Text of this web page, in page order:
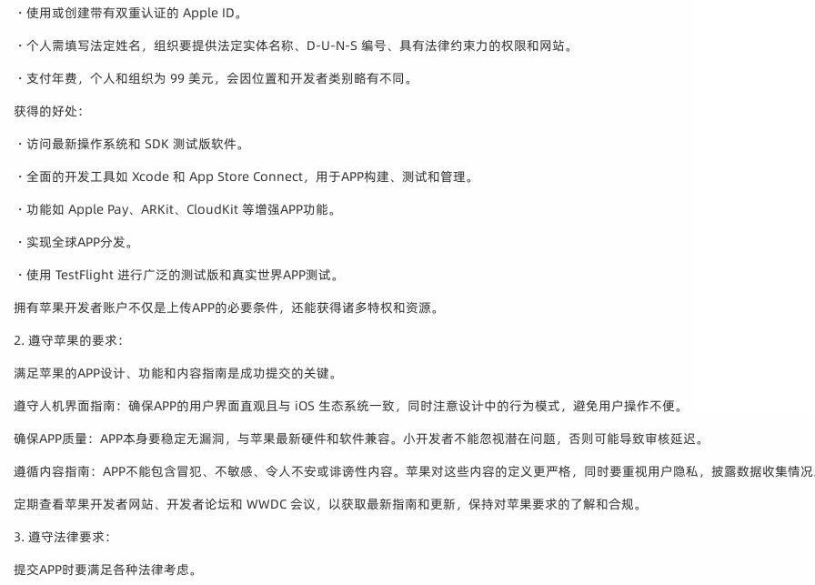
・使用或创建带有双重认证的 Apple ID。
・个人需填写法定姓名，组织要提供法定实体名称、D-U-N-S 编号、具有法律约束力的权限和网站。
・支付年费，个人和组织为 99 美元，会因位置和开发者类别略有不同。
获得的好处：
・访问最新操作系统和 SDK 测试版软件。
・全面的开发工具如 Xcode 和 App Store Connect，用于APP构建、测试和管理。
・功能如 Apple Pay、ARKit、CloudKit 等增强APP功能。
・实现全球APP分发。
・使用 TestFlight 进行广泛的测试版和真实世界APP测试。
拥有苹果开发者账户不仅是上传APP的必要条件，还能获得诸多特权和资源。
2. 遵守苹果的要求：
满足苹果的APP设计、功能和内容指南是成功提交的关键。
遵守人机界面指南：确保APP的用户界面直观且与 iOS 生态系统一致，同时注意设计中的行为模式，避免用户操作不便。
确保APP质量：APP本身要稳定无漏洞，与苹果最新硬件和软件兼容。小开发者不能忽视潜在问题，否则可能导致审核延迟。
遵循内容指南：APP不能包含冒犯、不敏感、令人不安或诽谤性内容。苹果对这些内容的定义更严格，同时要重视用户隐私，披露数据收集情
定期查看苹果开发者网站、开发者论坛和 WWDC 会议，以获取最新指南和更新，保持对苹果要求的了解和合规。
3. 遵守法律要求：
提交APP时要满足各种法律考虑。